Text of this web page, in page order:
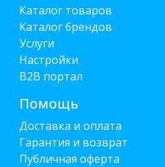
Каталог товаров
Каталог брендов
Услуги
Настройки
B2B портал
Помощь
Доставка и оплата
Гарантия и возврат
Публичная оферта